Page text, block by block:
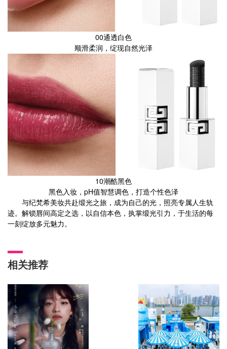
00通透白色
顺滑柔润，绽现自然光泽
10潮酷黑色
黑色入妆，pH值智慧调色，打造个性色泽
与纪梵希美妆共赴缎光之旅，成为自己的光，照亮专属人生轨
迹。解锁唇间高定之选，以自信本色，执掌缎光引力，于生活的每
一刻绽放多元魅力。
相关推荐